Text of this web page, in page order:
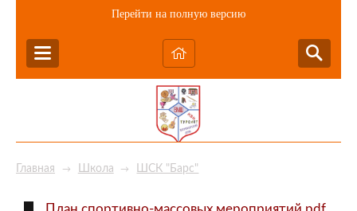
Перейти на полную версию
Главная → Школа → ШСК "Барс"